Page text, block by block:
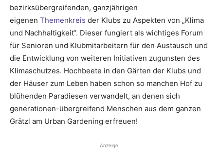
bezirksübergreifenden, ganzjährigen
eigenen Themenkreis der Klubs zu Aspekten von „Klima
und Nachhaltigkeit“. Dieser fungiert als wichtiges Forum
für Senioren und Klubmitarbeitern für den Austausch und
die Entwicklung von weiteren Initiativen zugunsten des
Klimaschutzes. Hochbeete in den Gärten der Klubs und
der Häuser zum Leben haben schon so manchen Hof zu
blühenden Paradiesen verwandelt, an denen sich
generationen-übergreifend Menschen aus dem ganzen
Grätzl am Urban Gardening erfreuen!
Anzeige